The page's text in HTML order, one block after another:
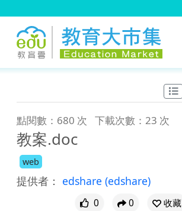
點閱數：680 次 下載次數：23 次
教案.doc
web
提供者： edshare (edshare)
0 0
收藏